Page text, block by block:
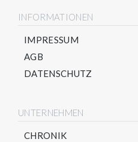
INFORMATIONEN
IMPRESSUM
AGB
DATENSCHUTZ
UNTERNEHMEN
CHRONIK